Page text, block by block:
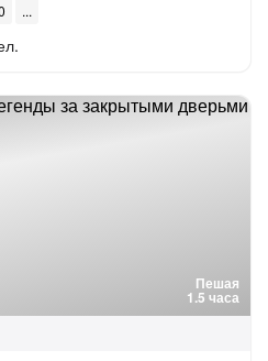
Пешая
1.5 часа